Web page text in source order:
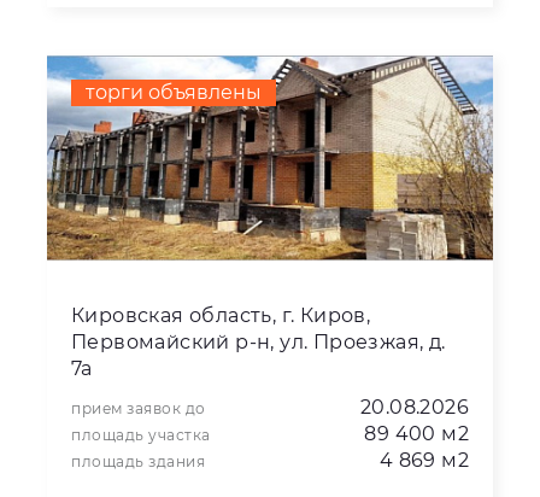
торги объявлены
Кировская область, г. Киров,
Первомайский р-н, ул. Проезжая, д.
7а
прием заявок до 20.08.2026
площадь участка 89 400 м2
площадь здания 4 869 м2